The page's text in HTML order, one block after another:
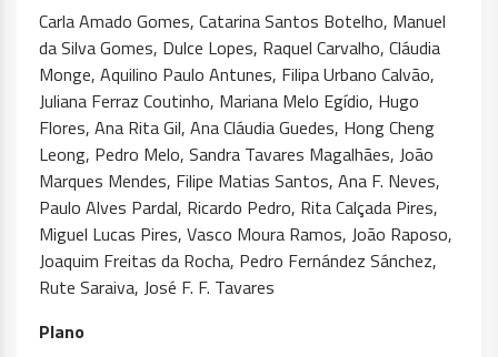
Carla Amado Gomes, Catarina Santos Botelho, Manuel
da Silva Gomes, Dulce Lopes, Raquel Carvalho, Cláudia
Monge, Aquilino Paulo Antunes, Filipa Urbano Calvão,
Juliana Ferraz Coutinho, Mariana Melo Egídio, Hugo
Flores, Ana Rita Gil, Ana Cláudia Guedes, Hong Cheng
Leong, Pedro Melo, Sandra Tavares Magalhães, João
Marques Mendes, Filipe Matias Santos, Ana F. Neves,
Paulo Alves Pardal, Ricardo Pedro, Rita Calçada Pires,
Miguel Lucas Pires, Vasco Moura Ramos, João Raposo,
Joaquim Freitas da Rocha, Pedro Fernández Sánchez,
Rute Saraiva, José F. F. Tavares
Plano